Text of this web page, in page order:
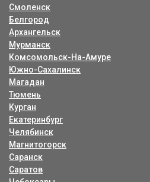
Смоленск
Белгород
Архангельск
Мурманск
Комсомольск-На-Амуре
Южно-Сахалинск
Магадан
Тюмень
Курган
Екатеринбург
Челябинск
Магнитогорск
Саранск
Саратов